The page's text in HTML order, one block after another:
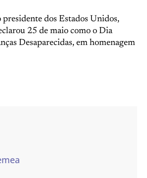
dos Estados Unidos,
25 de maio como o Dia
Desaparecidas, em homenagem